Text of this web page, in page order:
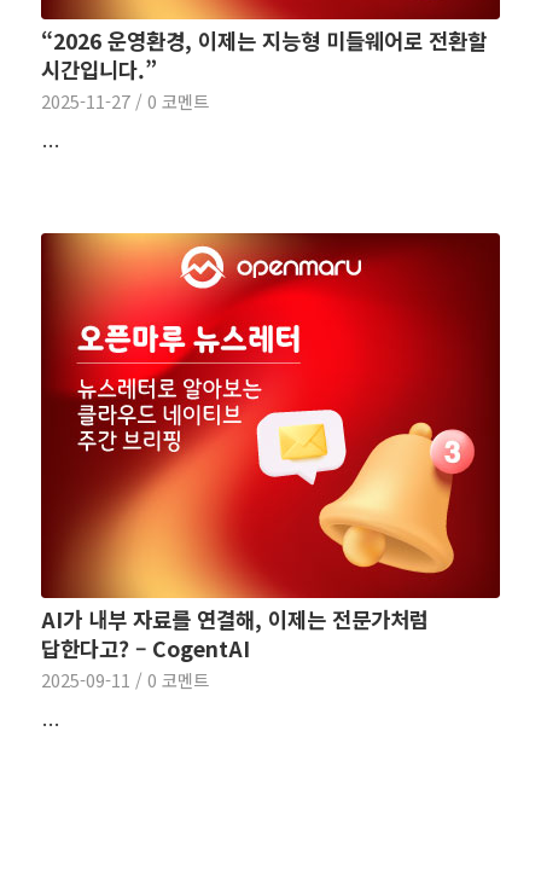
“2026 운영환경, 이제는 지능형 미들웨어로 전환할
시간입니다.”
2025-11-27 / 0 코멘트
…
AI가 내부 자료를 연결해, 이제는 전문가처럼
답한다고? – CogentAI
2025-09-11 / 0 코멘트
…